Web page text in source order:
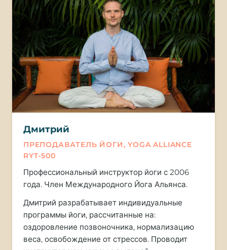
Дмитрий
ПРЕПОДАВАТЕЛЬ ЙОГИ, YOGA ALLIANCE
RYT-500
Профессиональный инструктор йоги с 2006
года. Член Международного Йога Альянса.
Дмитрий разрабатывает индивидуальные
программы йоги, рассчитанные на:
оздоровление позвоночника, нормализацию
веса, освобождение от стрессов. Проводит